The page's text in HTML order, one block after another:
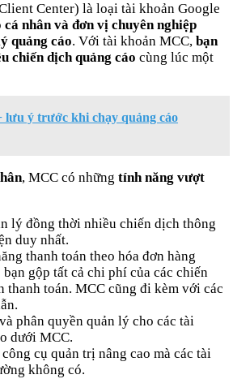
Center) là loại tài khoản Google
cá nhân và đơn vị chuyên nghiệp
quảng cáo. Với tài khoản MCC, bạn
chiến dịch quảng cáo cùng lúc một
lưu ý trước khi chạy quảng cáo
, MCC có những tính năng vượt
lý đồng thời nhiều chiến dịch thông
duy nhất.
thanh toán theo hóa đơn hàng
gộp tất cả chi phí của các chiến
thanh toán. MCC cũng đi kèm với các
phân quyền quản lý cho các tài
dưới MCC.
cụ quản trị nâng cao mà các tài
không có.